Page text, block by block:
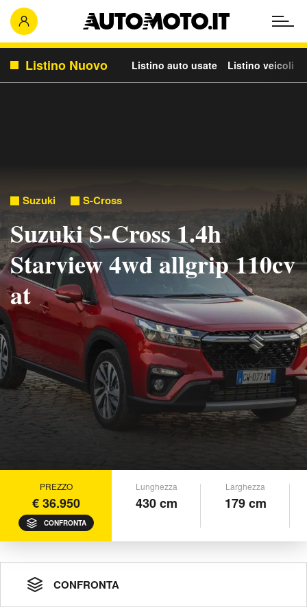
Listino Nuovo Listino auto usate Listino veicoli
Suzuki S-Cross
Suzuki S-Cross 1.4h
Starview 4wd allgrip 110cv
at
PREZZO
€ 36.950
CONFRONTA
Lunghezza
430 cm
Larghezza
179 cm
CONFRONTA